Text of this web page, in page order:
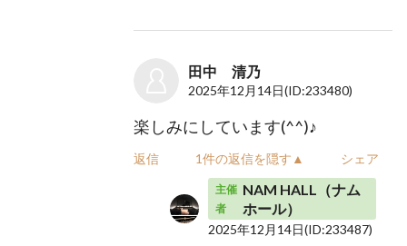
田中 清乃
2025年12月14日(ID:233480)
楽しみにしています(^^)♪
返信 1件の返信を隠す▲ シェア
主催
者
NAM HALL（ナム
ホール）
2025年12月14日(ID:233487)